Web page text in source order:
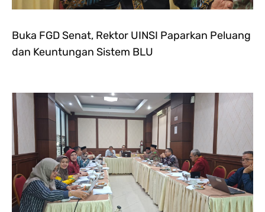
Buka FGD Senat, Rektor UINSI Paparkan Peluang
dan Keuntungan Sistem BLU